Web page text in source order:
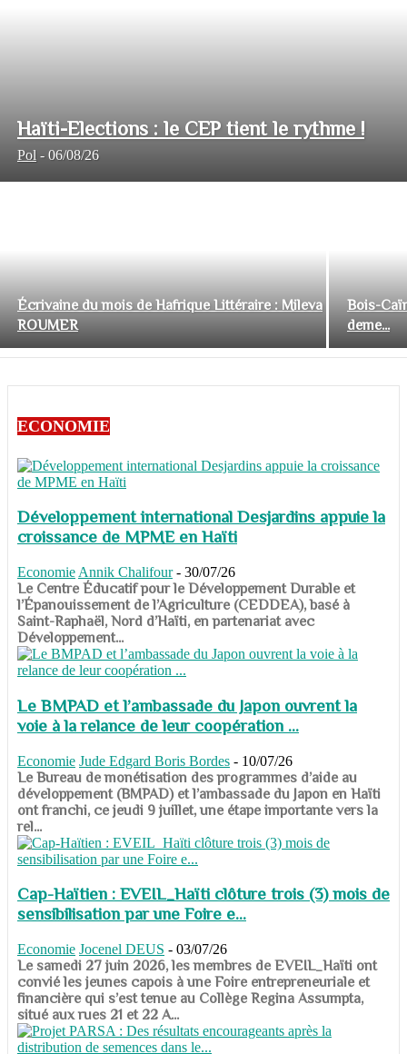
Haïti-Elections : le CEP tient le rythme !
Pol - 06/08/26
Écrivaine du mois de Hafrique Littéraire : Mileva
ROUMER
Bois-
deme...
ECONOMIE
Développement international Desjardins appuie la
croissance de MPME en Haïti
Economie Annik Chalifour - 30/07/26
​​​​​​​Le Centre Éducatif pour le Développement Durable et
l’Épanouissement de l’Agriculture (CEDDEA), basé à
Saint-Raphaël, Nord d’Haïti, en partenariat avec
Développement...
Le BMPAD et l’ambassade du Japon ouvrent la
voie à la relance de leur coopération ...
Economie Jude Edgard Boris Bordes - 10/07/26
​​​​​​​Le Bureau de monétisation des programmes d’aide au
développement (BMPAD) et l’ambassade du Japon en Haïti
ont franchi, ce jeudi 9 juillet, une étape importante vers la
rel...
Cap-Haïtien : EVEIL_Haïti clôture trois (3) mois de
sensibilisation par une Foire e...
Economie Jocenel DEUS - 03/07/26
Le samedi 27 juin 2026, les membres de EVEIL_Haïti ont
convié les jeunes capois à une Foire entrepreneuriale et
financière qui s’est tenue au Collège Regina Assumpta,
situé aux rues 21 et 22 A...